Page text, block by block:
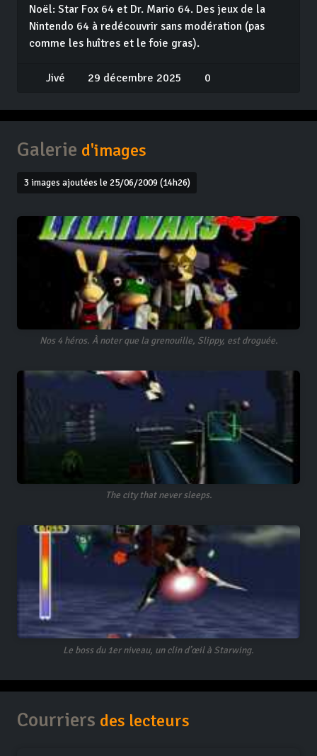
Noël: Star Fox 64 et Dr. Mario 64. Des jeux de la
Nintendo 64 à redécouvrir sans modération (pas
comme les huîtres et le foie gras).
Jivé 29 décembre 2025 0
Galerie d'images
3 images ajoutées le 25/06/2009 (14h26)
Nos 4 héros. À noter que la grenouille, Slippy, est droguée.
The city that never sleeps.
Le boss du 1er niveau, un clin d’œil à Starwing.
Courriers des lecteurs